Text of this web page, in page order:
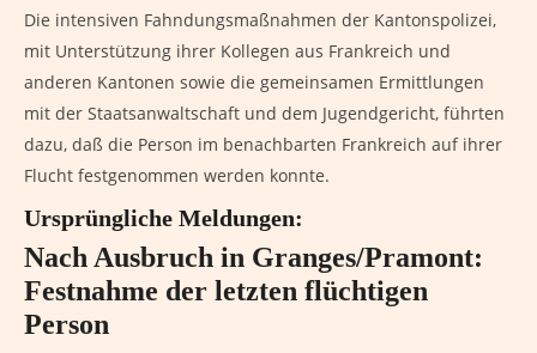
Die intensiven Fahndungsmaßnahmen der Kantonspolizei,
mit Unterstützung ihrer Kollegen aus Frankreich und
anderen Kantonen sowie die gemeinsamen Ermittlungen
mit der Staatsanwaltschaft und dem Jugendgericht, führten
dazu, daß die Person im benachbarten Frankreich auf ihrer
Flucht festgenommen werden konnte.
Ursprüngliche Meldungen:
Nach Ausbruch in Granges/Pramont:
Festnahme der letzten flüchtigen
Person